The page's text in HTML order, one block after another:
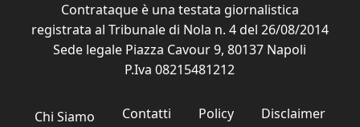
Contrataque è una testata giornalistica
registrata al Tribunale di Nola n. 4 del 26/08/2014
Sede legale Piazza Cavour 9, 80137 Napoli
P.Iva 08215481212
Chi Siamo Contatti Policy
Disclaimer